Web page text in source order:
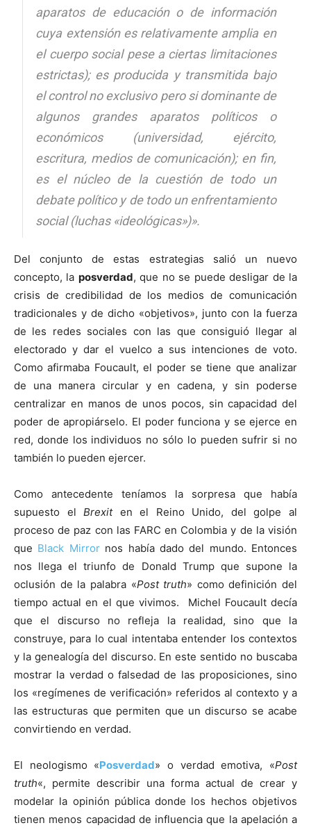
aparatos de educación o de información
cuya extensión es relativamente amplia en
el cuerpo social pese a ciertas limitaciones
estrictas); es producida y transmitida bajo
el control no exclusivo pero si dominante de
algunos grandes aparatos políticos o
económicos (universidad, ejército,
escritura, medios de comunicación); en fin,
es el núcleo de la cuestión de todo un
debate político y de todo un enfrentamiento
social (luchas «ideológicas»)».
Del conjunto de estas estrategias salió un nuevo
concepto, la posverdad, que no se puede desligar de la
crisis de credibilidad de los medios de comunicación
tradicionales y de dicho «objetivos», junto con la fuerza
de les redes sociales con las que consiguió llegar al
electorado y dar el vuelco a sus intenciones de voto.
Como afirmaba Foucault, el poder se tiene que analizar
de una manera circular y en cadena, y sin poderse
centralizar en manos de unos pocos, sin capacidad del
poder de apropiárselo. El poder funciona y se ejerce en
red, donde los individuos no sólo lo pueden sufrir si no
también lo pueden ejercer.
Como antecedente teníamos la sorpresa que había
supuesto elBrexiten el Reino Unido, del golpe al
proceso de paz con las FARC en Colombia y de la visión
que Black Mirrornos había dado del mundo. Entonces
nos llega el triunfo de Donald Trump que supone la
oclusión de la palabra «Post truth» como definición del
tiempo actual en el que vivimos. Michel Foucault decía
que el discurso no refleja la realidad, sino que la
construye, para lo cual intentaba entender los contextos
y la genealogía del discurso. En este sentido no buscaba
mostrar la verdad o falsedad de las proposiciones, sino
los «regímenes de verificación» referidos al contexto y a
las estructuras que permiten que un discurso se acabe
convirtiendo en verdad.
El neologismo «Posverdad» o verdad emotiva, «Post
truth«, permite describir una forma actual de crear y
modelar la opinión pública donde los hechos objetivos
tienen menos capacidad de influencia que la apelación a